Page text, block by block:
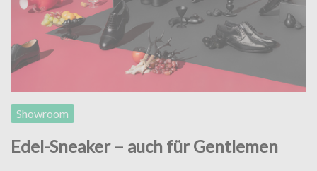
Showroom
Edel-Sneaker – auch für Gentlemen